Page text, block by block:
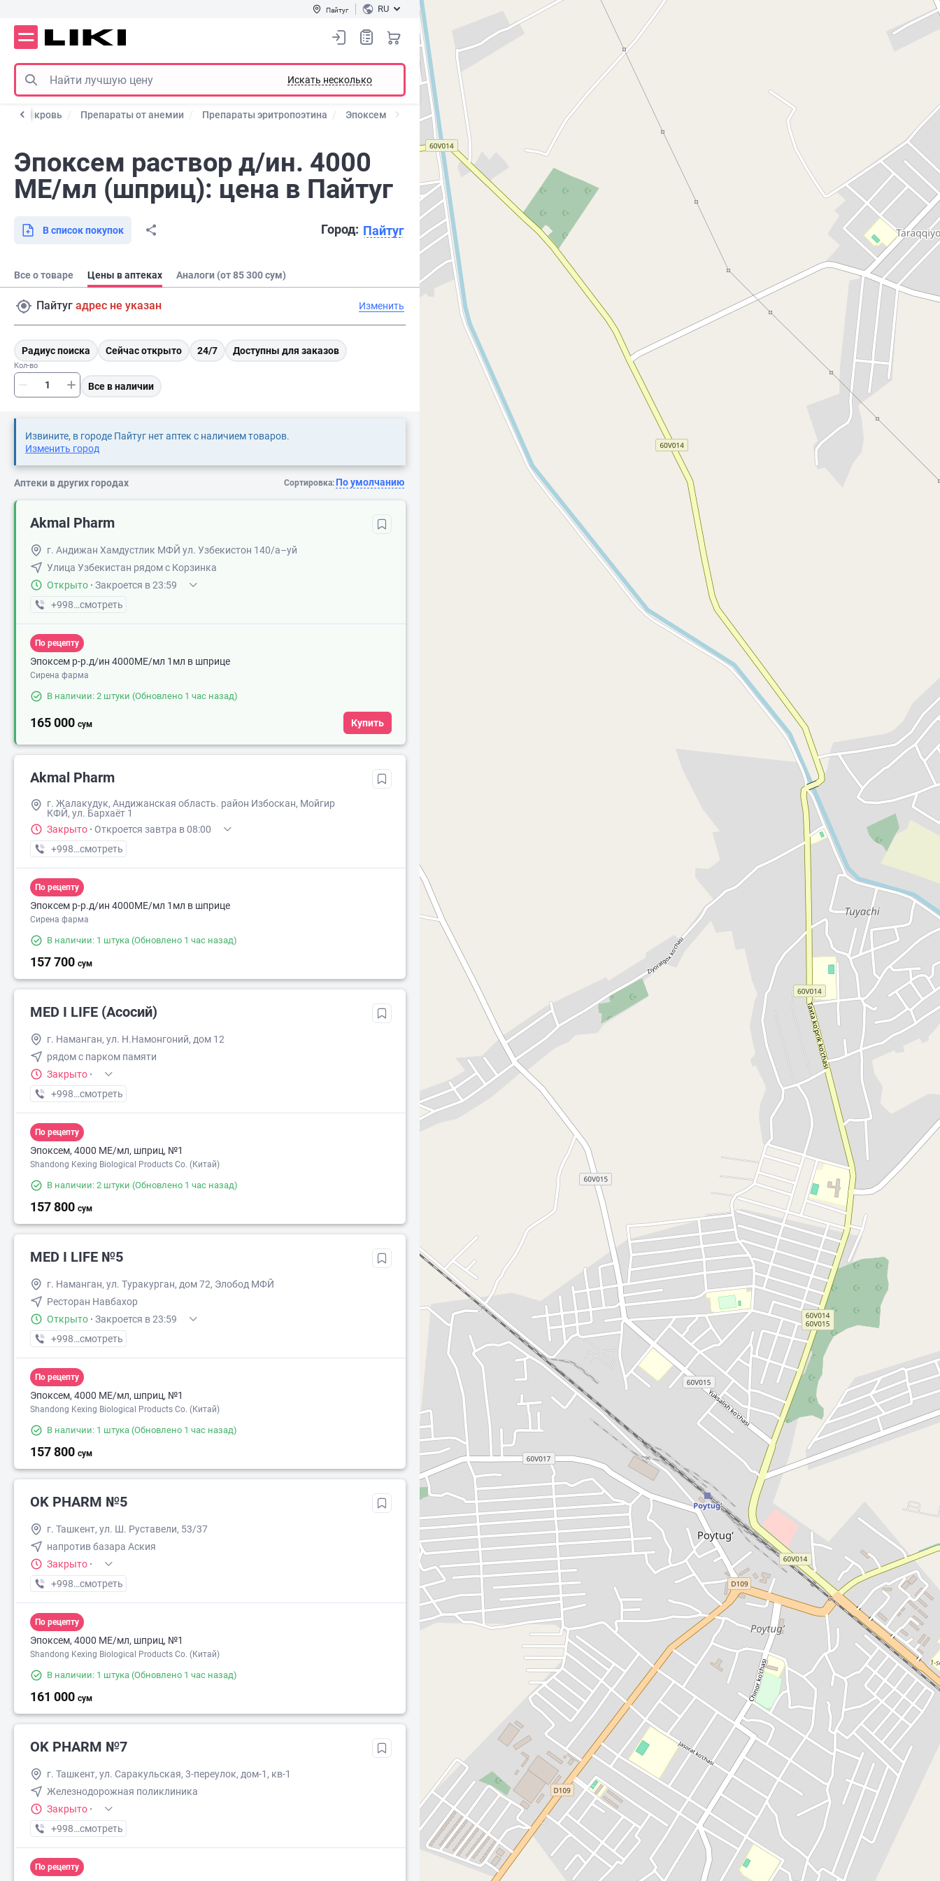
Пайтуг RU
Искать несколько
и кровь Препараты от анемии Препараты эритропоэтина Эпоксем
Эпоксем раствор д/ин. 4000
МЕ/мл (шприц): цена в Пайтуг
Город: Пайтуг
В список покупок
Все о товаре Цены в аптеках Аналоги (от 85 300 сум)
Пайтуг адрес не указан Изменить
Радиус поиска Сейчас открыто 24/7 Доступны для заказов
Кол-во
Все в наличии
Извините, в городе Пайтуг нет аптек с наличием товаров.
Изменить город
Аптеки в других городах Сортировка: По умолчанию
Akmal Pharm
г. Андижан Хамдустлик МФЙ ул. Узбекистон 140/а–уй
Улица Узбекистан рядом с Корзинка
Открыто · Закроется в 23:59
+998 (90) XXX-XX-XX
смотреть
По рецепту
Эпоксем р-р.д/ин 4000МЕ/мл 1мл в шприце
Сирена фарма
В наличии: 2 штуки (Обновлено 1 час назад)
165 000 сум Купить
Akmal Pharm
г. Жалакудук, Андижанская область. район Избоскан, Мойгир
КФЙ, ул. Бархаёт 1
Закрыто · Откроется завтра в 08:00
+998 (90) XXX-XX-XX
смотреть
По рецепту
Эпоксем р-р.д/ин 4000МЕ/мл 1мл в шприце
Сирена фарма
В наличии: 1 штука (Обновлено 1 час назад)
157 700 сум
MED I LIFE (Асосий)
г. Наманган, ул. Н.Намонгоний, дом 12
рядом с парком памяти
Закрыто ·
+998 (55) XXX-XX-XX
смотреть
По рецепту
Эпоксем, 4000 МЕ/мл, шприц, №1
Shandong Kexing Biological Products Co. (Китай)
В наличии: 2 штуки (Обновлено 1 час назад)
157 800 сум
MED I LIFE №5
г. Наманган, ул. Туракурган, дом 72, Элобод МФЙ
Ресторан Навбахор
Открыто · Закроется в 23:59
+998 (55) XXX-XX-XX
смотреть
По рецепту
Эпоксем, 4000 МЕ/мл, шприц, №1
Shandong Kexing Biological Products Co. (Китай)
В наличии: 1 штука (Обновлено 1 час назад)
157 800 сум
OK PHARM №5
г. Ташкент, ул. Ш. Руставели, 53/37
напротив базара Аския
Закрыто ·
+998 (90) XXX-XX-XX
смотреть
По рецепту
Эпоксем, 4000 МЕ/мл, шприц, №1
Shandong Kexing Biological Products Co. (Китай)
В наличии: 1 штука (Обновлено 1 час назад)
161 000 сум
OK PHARM №7
г. Ташкент, ул. Саракульская, 3-переулок, дом-1, кв-1
Железнодорожная поликлиника
Закрыто ·
+998 (90) XXX-XX-XX
смотреть
По рецепту